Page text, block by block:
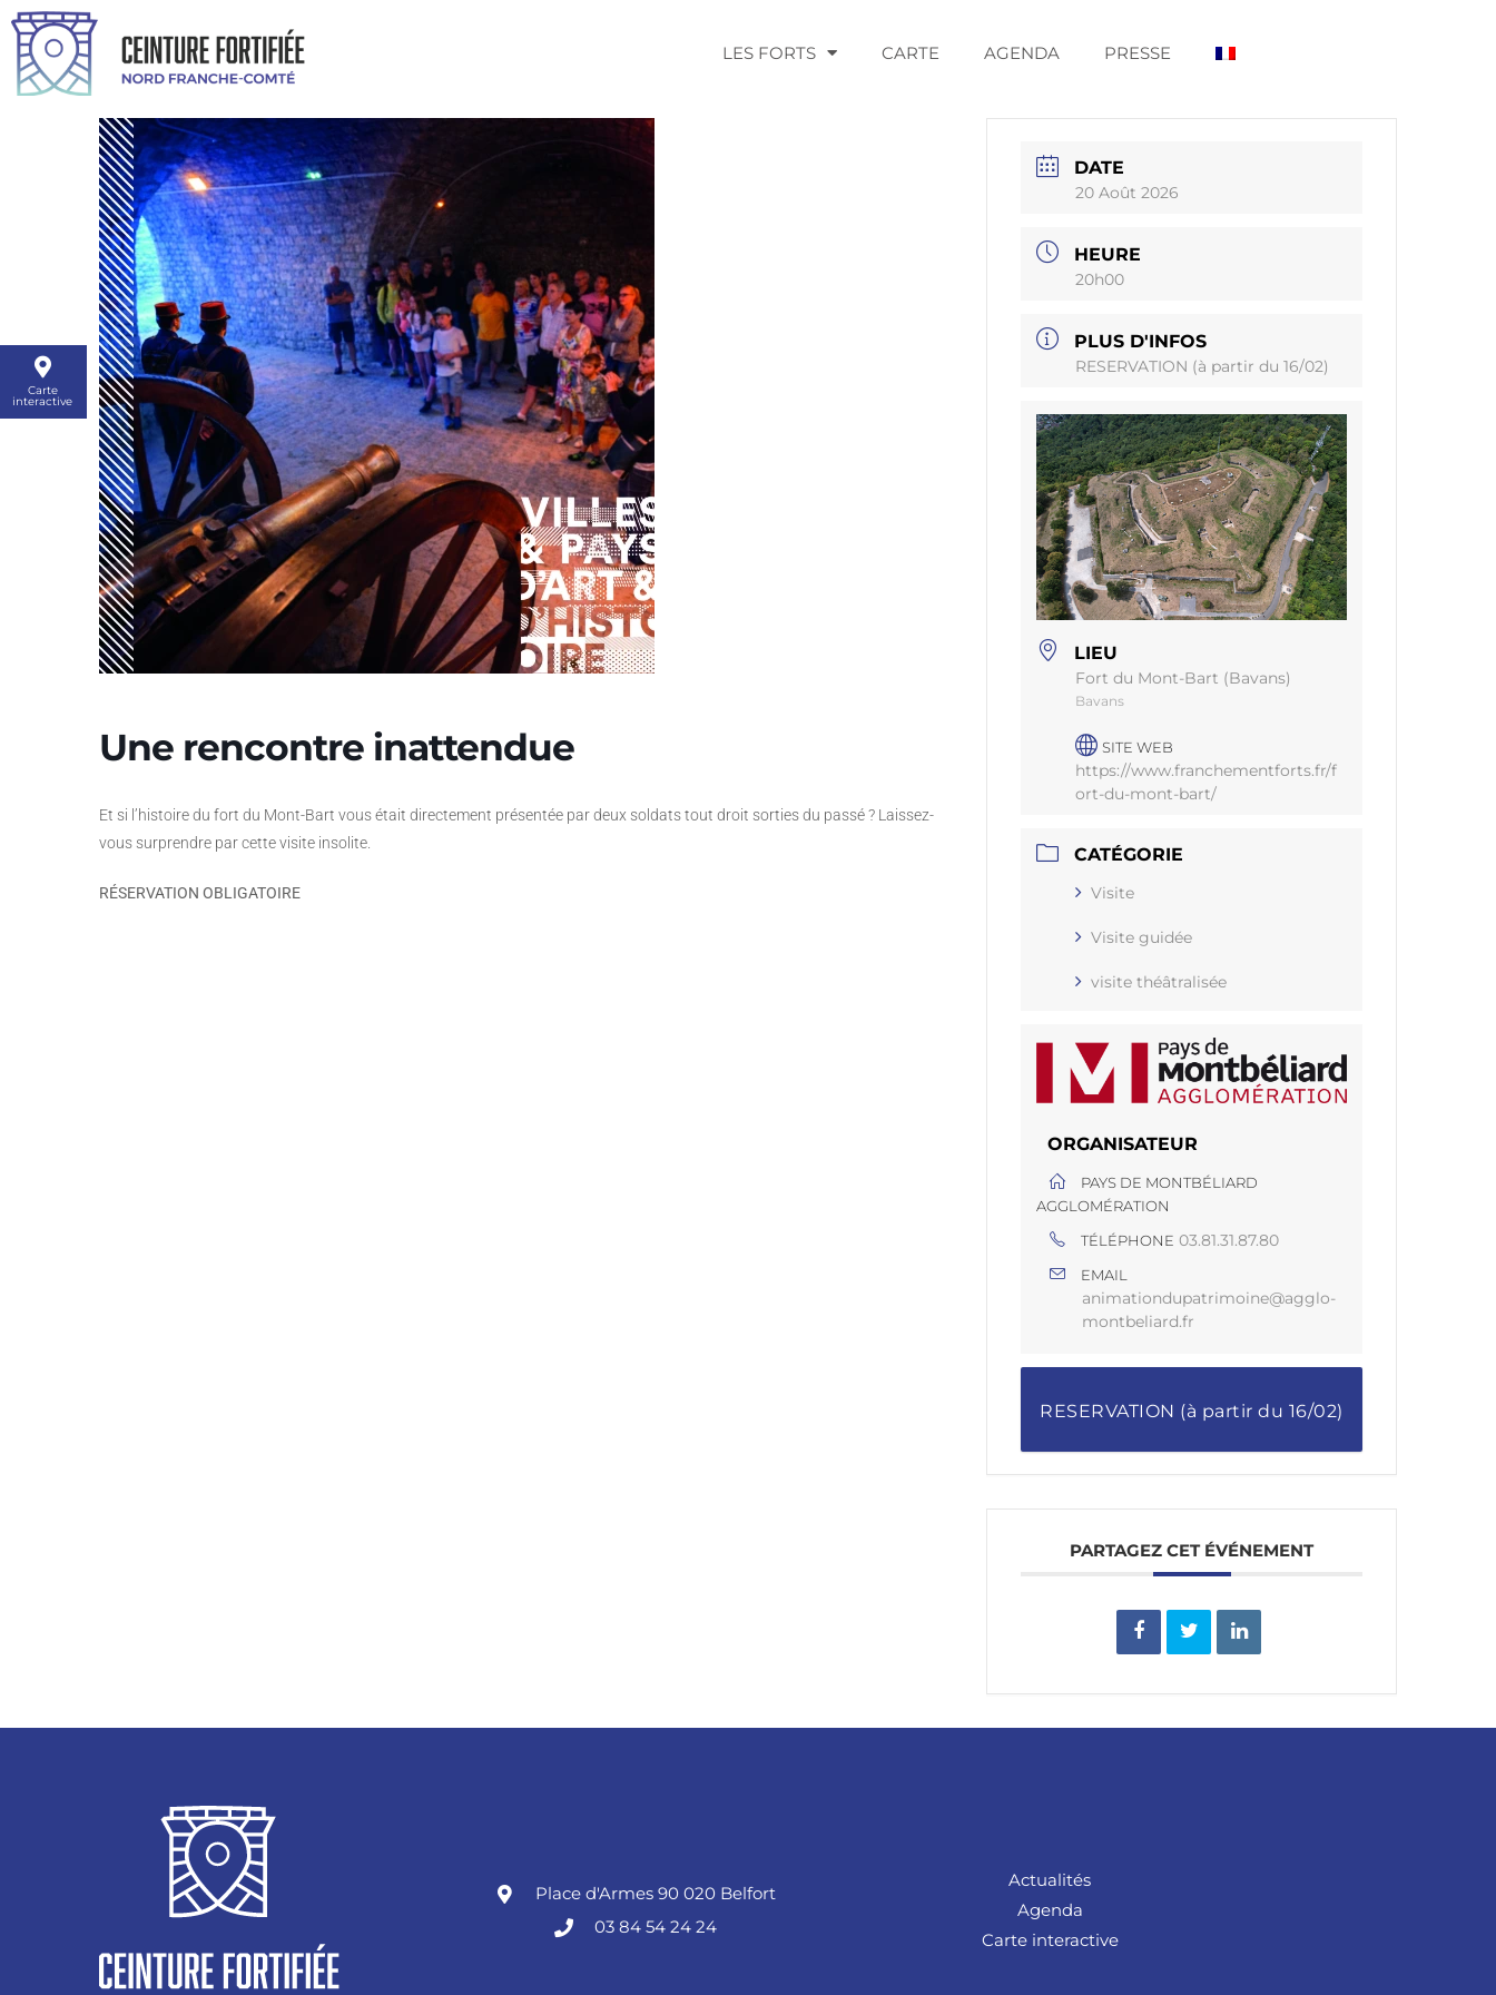
LES FORTS CARTE AGENDA PRESSE
Carte
interactive
Une rencontre inattendue
Et si l’histoire du fort du Mont-Bart vous était directement présentée par deux soldats tout droit sorties du passé ? Laissez-
vous surprendre par cette visite insolite.
RÉSERVATION OBLIGATOIRE
DATE
20 Août 2026
HEURE
20h00
PLUS D'INFOS
RESERVATION (à partir du 16/02)
LIEU
Fort du Mont-Bart (Bavans)
Bavans
SITE WEB
https://www.franchementforts.fr/f
ort-du-mont-bart/
CATÉGORIE
Visite
Visite guidée
visite théâtralisée
ORGANISATEUR
PAYS DE MONTBÉLIARD
AGGLOMÉRATION
TÉLÉPHONE 03.81.31.87.80
EMAIL
animationdupatrimoine@agglo-
montbeliard.fr
RESERVATION (à partir du 16/02)
PARTAGEZ CET ÉVÉNEMENT
Place d'Armes 90 020 Belfort
03 84 54 24 24
Actualités
Agenda
Carte interactive